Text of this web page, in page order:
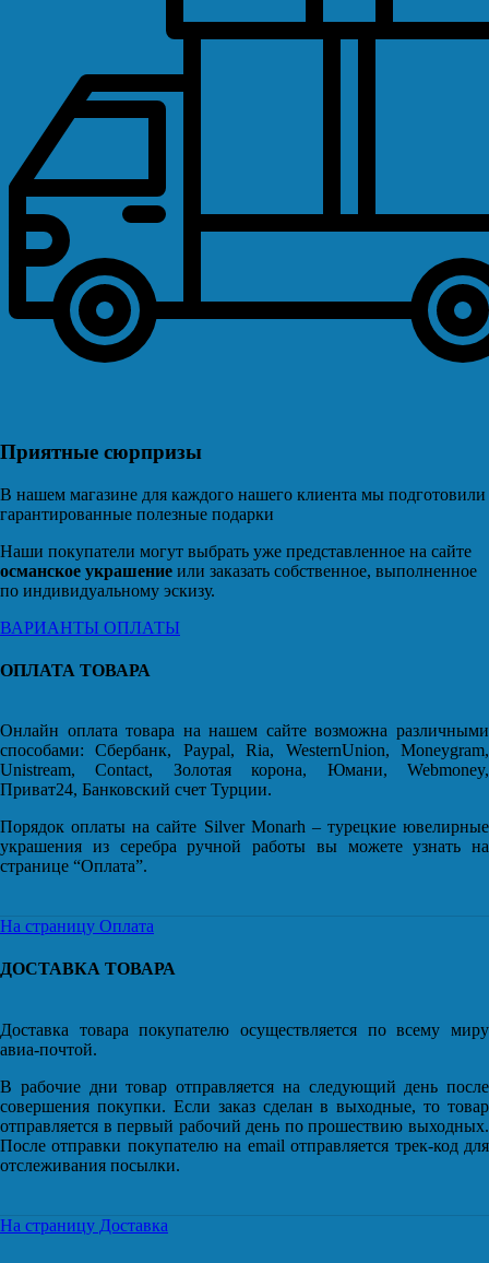
Приятные сюрпризы
В нашем магазине для каждого нашего клиента мы подготовили
гарантированные полезные подарки
Наши покупатели могут выбрать уже представленное на сайте
османское украшение или заказать собственное, выполненное
по индивидуальному эскизу.
ВАРИАНТЫ ОПЛАТЫ
ОПЛАТА ТОВАРА
Онлайн оплата товара на нашем сайте возможна различными
способами: Сбербанк, Paypal, Ria, WesternUnion, Moneygram,
Unistream, Contact, Золотая корона, Юмани, Webmoney,
Приват24, Банковский счет Турции.
Порядок оплаты на сайте Silver Monarh – турецкие ювелирные
украшения из серебра ручной работы вы можете узнать на
странице “Оплата”.
На страницу Оплата
ДОСТАВКА ТОВАРА
Доставка товара покупателю осуществляется по всему миру
авиа-почтой.
В рабочие дни товар отправляется на следующий день после
совершения покупки. Если заказ сделан в выходные, то товар
отправляется в первый рабочий день по прошествию выходных.
После отправки покупателю на email отправляется трек-код для
отслеживания посылки.
На страницу Доставка